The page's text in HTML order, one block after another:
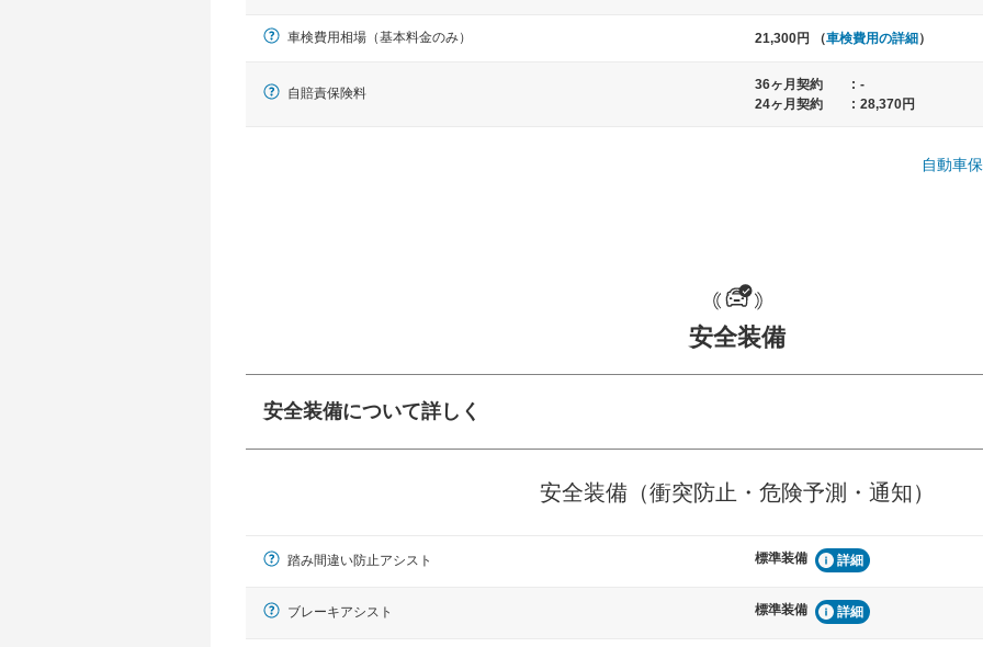
一般的な荷物のサイズの目安
車検費用相場（基本料金のみ） 21,300円 （車検費用の詳細 ）
自賠責保険料
36ヶ月契約 : -
24ヶ月契約
: 28,370円
自動車
安全装備
安全装備について詳しく
前走車や歩行者との衝突を回避するプリクラッシュブレ
ーキアシスト、ABSなどが装備されています。
見えにくい場所に潜む
テムなどが装備されて
車線逸脱防止
プアシストなどが装備されています
車間距離制御
ブ・クルーズ・コント
安全装備（衝突防止・危険予測・通知）
踏み間違い防止アシスト 標準装備 詳細
ブレーキアシスト 標準装備 詳細